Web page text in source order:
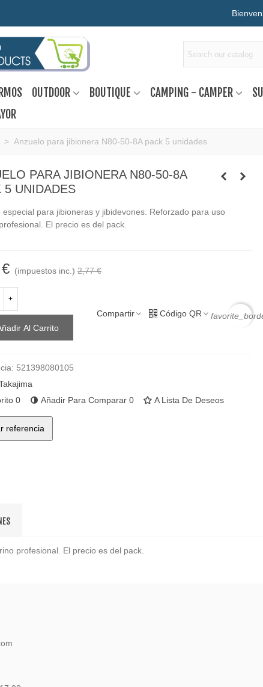
OUTDOOR BOUTIQUE CAMPING - CAMPER
> Anzuelo para jibionera N80-50-8A pack 5 unidades
PARA JIBIONERA N80-50-8A
5 UNIDADES
especial para jibioneras y jibidevones. Reforzado para uso
El precio es del pack.
(impuestos inc.) 2,77 €
+
Al Carrito
Compartir Código QR
521398080105
0 Añadir Para Comparar 0 A Lista De Deseos
referencia
profesional. El precio es del pack.